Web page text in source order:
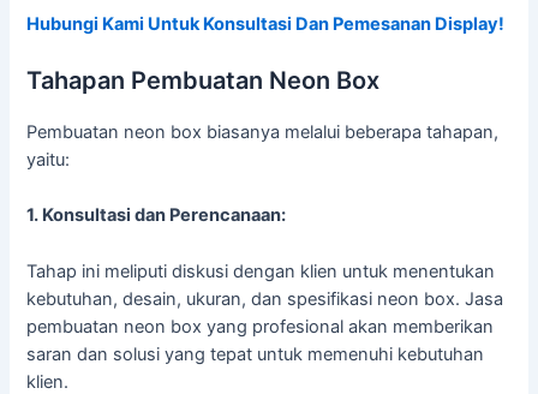
Hubungi Kami Untuk Konsultasi Dan Pemesanan Display!
Tahapan Pembuatan Neon Box
Pembuatan neon box biasanya melalui beberapa tahapan,
yaitu:
1. Konsultasi dan Perencanaan:
Tahap ini meliputi diskusi dengan klien untuk menentukan
kebutuhan, desain, ukuran, dan spesifikasi neon box. Jasa
pembuatan neon box yang profesional akan memberikan
saran dan solusi yang tepat untuk memenuhi kebutuhan
klien.